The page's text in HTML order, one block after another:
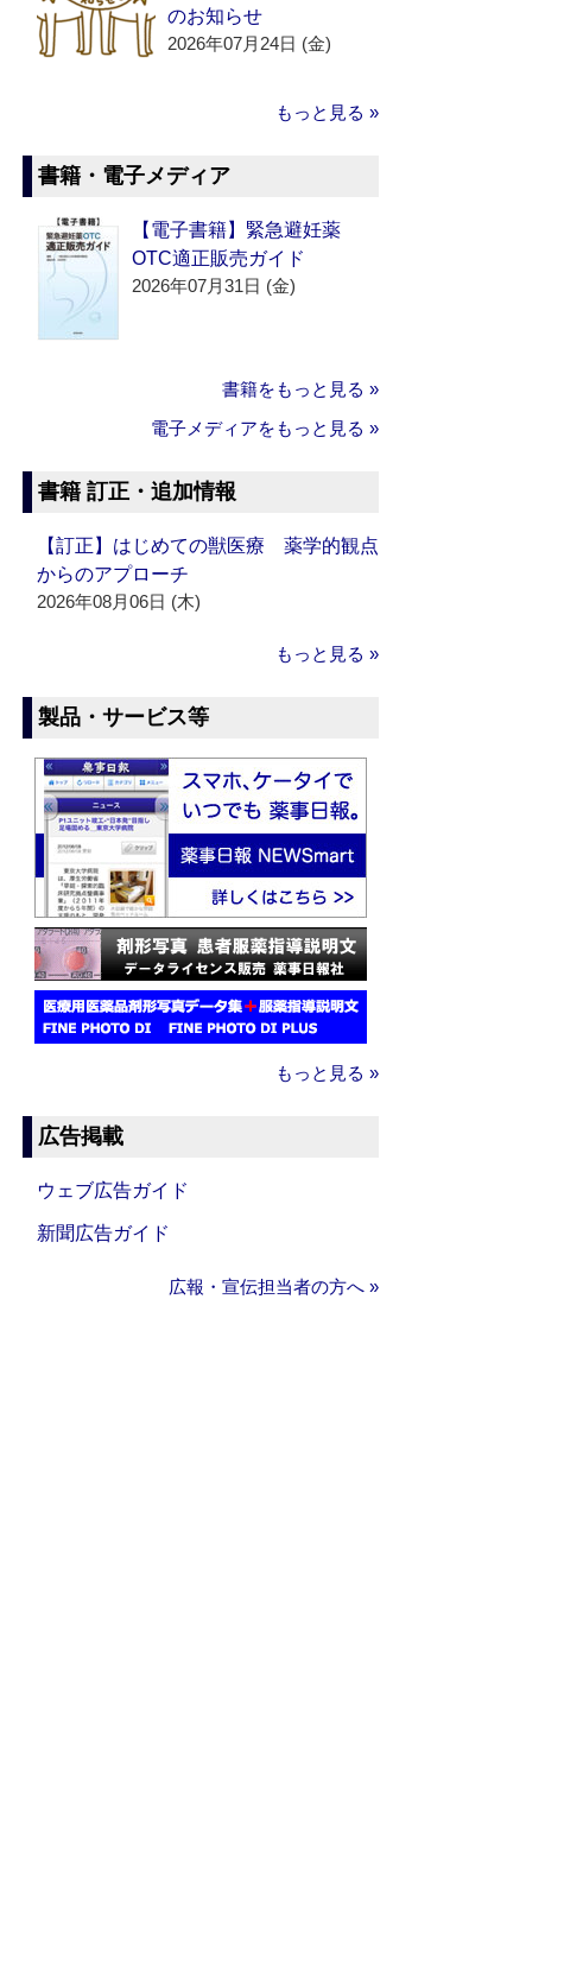
のお知らせ
2026年07月24日 (金)
もっと見る »
書籍・電子メディア
【電子書籍】緊急避妊薬
OTC適正販売ガイド
2026年07月31日 (金)
書籍をもっと見る »
電子メディアをもっと見る »
書籍 訂正・追加情報
【訂正】はじめての獣医療 薬学的観点
からのアプローチ
2026年08月06日 (木)
もっと見る »
製品・サービス等
もっと見る »
広告掲載
ウェブ広告ガイド
新聞広告ガイド
広報・宣伝担当者の方へ »